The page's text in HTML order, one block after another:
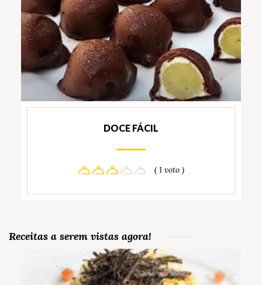
DOCE FÁCIL
( 1 voto )
Receitas a serem vistas agora!